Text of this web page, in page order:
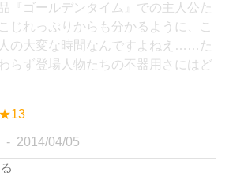
『ゴールデンタイム』での主人公た
じれっぷりからも分かるように、こ
の大変な時間なんですよねえ……た
らず登場人物たちの不器用さにはど
★13
2014/04/05